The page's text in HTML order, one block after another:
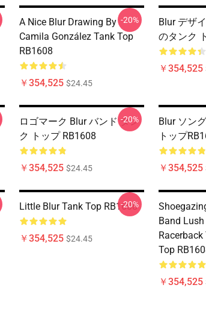
A Nice Blur Drawing By
Camila González Tank Top
RB1608
￥354,525 $24.45
-20%
Blur デザ
のタンク
￥354,525
ロゴマーク Blur バンド タン
ク トップ RB1608
￥354,525 $24.45
-20%
Blur ソン
トップ
￥354,525
Little Blur Tank Top RB1608
￥354,525 $24.45
-20%
Band
Top
￥354,525